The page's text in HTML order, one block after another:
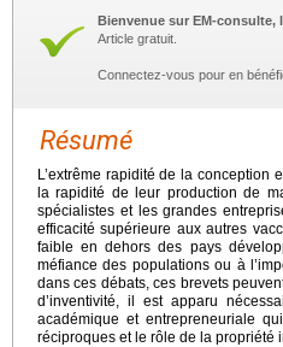
Bienvenue sur EM-consulte,
Article gratuit.
Connectez-vous pour en
Résumé
L’extrême rapidité de la conception
la rapidité de leur production de
spécialistes et les grandes
efficacité supérieure aux autres
faible en dehors des pays
méfiance des populations ou à
dans ces débats, ces brevets
d’inventivité, il est apparu
académique et entrepreneuriale
réciproques et le rôle de la